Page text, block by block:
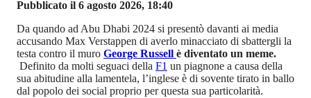
Da quando ad Abu Dhabi 2024 si presentò davanti ai media
accusando Max Verstappen di averlo minacciato di sbattergli la
testa contro il muroGeorge Russellè diventato un meme.
Definito da molti seguaci dellaF1un piagnone a causa della
sua abitudine alla lamentela, l’inglese è di sovente tirato in ballo